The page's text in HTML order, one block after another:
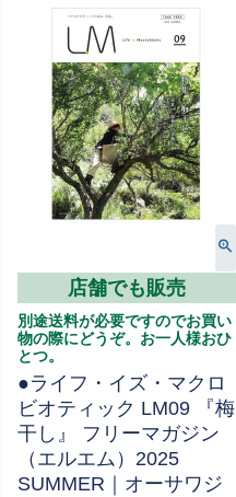
店舗でも販売
別途送料が必要ですのでお買い
物の際にどうぞ。お一人様おひ
とつ。
●ライフ・イズ・マクロ
ビオティック LM09 『梅
干し』 フリーマガジン
（エルエム）2025
SUMMER｜オーサワジ